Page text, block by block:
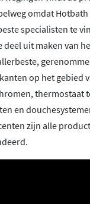
omdat
specialisten te
deel uit maken van
op het gebied
thermostaat
en
zijn alle